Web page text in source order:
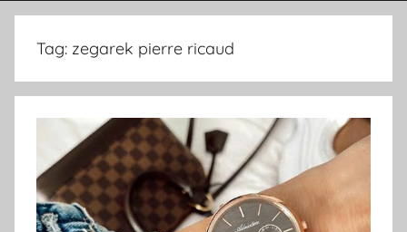
Tag: zegarek pierre ricaud